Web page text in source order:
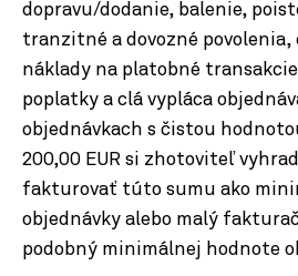
dopravu/dodanie, balenie,
tranzitné a dovozné
náklady na platobné
poplatky a clá vypláca
objednávkach s čistou
200,00 EUR si zhotoviteľ
fakturovať túto sumu ako
objednávky alebo malý
podobný minimálnej hodnote